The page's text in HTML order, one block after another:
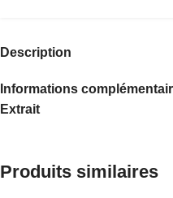
Description
Informations
Extrait
Produits similaires